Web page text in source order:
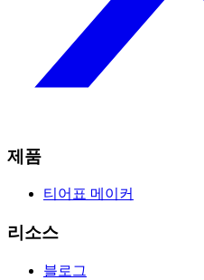
제품
티어표 메이커
리소스
블로그